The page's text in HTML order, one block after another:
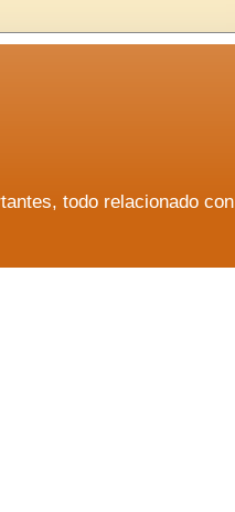
todo relacionado con